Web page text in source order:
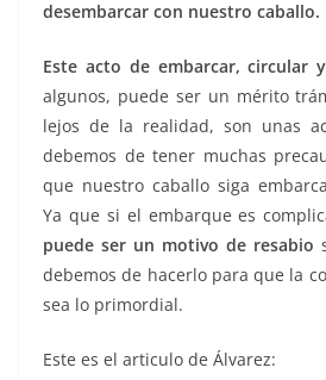
desembarcar con nuestro caballo.
Este acto de embarcar, circular
algunos, puede ser un mérito
lejos de la realidad, son unas
debemos de tener muchas
que nuestro caballo siga
Ya que si el embarque es
puede ser un motivo de resabio
debemos de hacerlo para que la
sea lo primordial.
Este es el articulo de Álvarez: